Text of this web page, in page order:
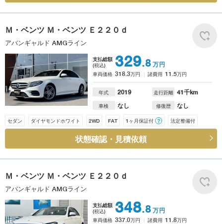
Ｍ・ベンツ Ｍ・ベンツ Ｅ２２０ｄ
アバンギャルド AMGライン
支払総額
(税込)
329.8 万円
車両価格 318.3万円 諸費用 11.5万円
年式 2019 走行距離 41千km
車検 なし 修復歴 なし
セダン ダイヤモンドホワイト 2WD FAT 1ヶ月保証付 ？ 法定整備付
状態確認・見積依頼
Ｍ・ベンツ Ｍ・ベンツ Ｅ２２０ｄ
アバンギャルド AMGライン
支払総額
(税込)
348.8 万円
車両価格 337.0万円 諸費用 11.8万円